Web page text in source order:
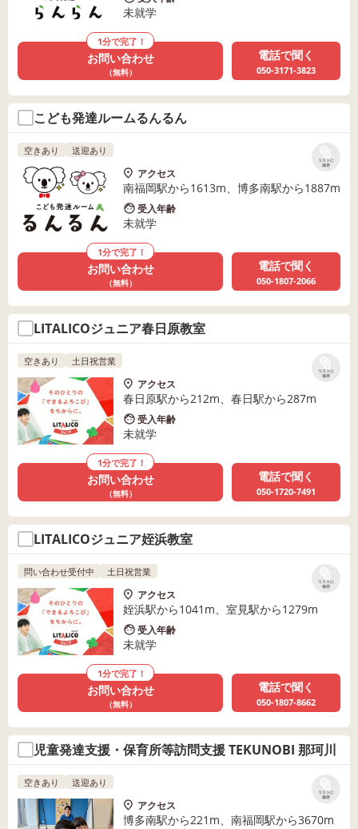
未就学
1分で完了！
お問い合わせ
（無料）
電話で聞く
050-3171-3823
こども発達ルームるんるん
リストに
保存
空きあり 送迎あり
アクセス
南福岡駅から1613m、博多南駅から1887m
受入年齢
未就学
1分で完了！
お問い合わせ
（無料）
電話で聞く
050-1807-2066
LITALICOジュニア春日原教室
リストに
保存
空きあり 土日祝営業
アクセス
春日原駅から212m、春日駅から287m
受入年齢
未就学
1分で完了！
お問い合わせ
（無料）
電話で聞く
050-1720-7491
LITALICOジュニア姪浜教室
リストに
保存
問い合わせ受付中 土日祝営業
アクセス
姪浜駅から1041m、室見駅から1279m
受入年齢
未就学
1分で完了！
お問い合わせ
（無料）
電話で聞く
050-1807-8662
児童発達支援・保育所等訪問支援 TEKUNOBI 那珂川
リストに
保存
空きあり 送迎あり
アクセス
博多南駅から221m、南福岡駅から3670m